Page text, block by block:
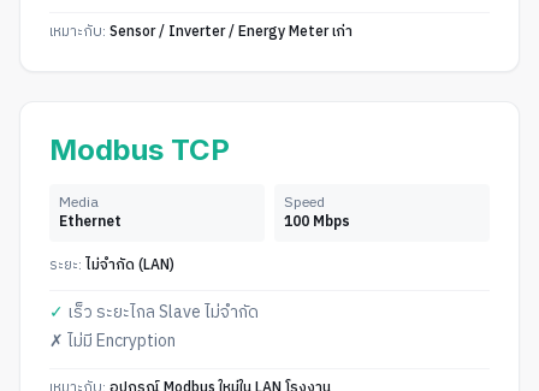
เหมาะกับ: Sensor / Inverter / Energy Meter เก่า
Modbus TCP
Media
Ethernet
Speed
100 Mbps
ระยะ: ไม่จำกัด (LAN)
✓ เร็ว ระยะไกล Slave ไม่จำกัด
✗ ไม่มี Encryption